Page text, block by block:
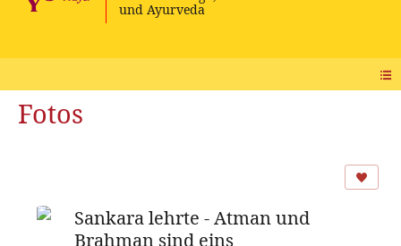
Fotos
Sankara lehrte - Atman und
Brahman sind eins